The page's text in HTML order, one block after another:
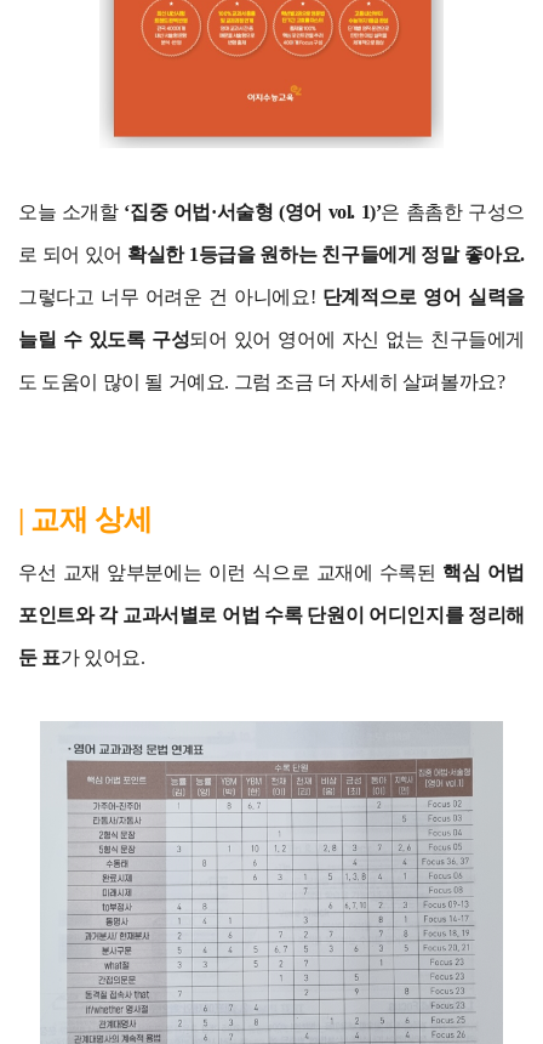
오늘 소개할‘집중 어법·서술형 (영어 vol. 1)’은 촘촘한 구성으
로 되어 있어 확실한 1등급을 원하는 친구들에게 정말 좋아요.
그렇다고 너무 어려운 건 아니에요! 단계적으로 영어 실력을
늘릴 수 있도록 구성되어 있어 영어에 자신 없는 친구들에게
도 도움이 많이 될 거예요. 그럼 조금 더 자세히 살펴볼까요?
| 교재 상세
우선 교재 앞부분에는 이런 식으로 교재에 수록된 핵심 어법
포인트와 각 교과서별로 어법 수록 단원이 어디인지를 정리해
둔 표가 있어요.